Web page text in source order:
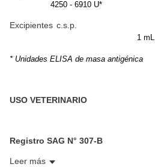
4250 - 6910 U*
Excipientes c.s.p.
1 mL
* Unidades ELISA de masa antigénica
USO VETERINARIO
Registro SAG N° 307-B
Leer más